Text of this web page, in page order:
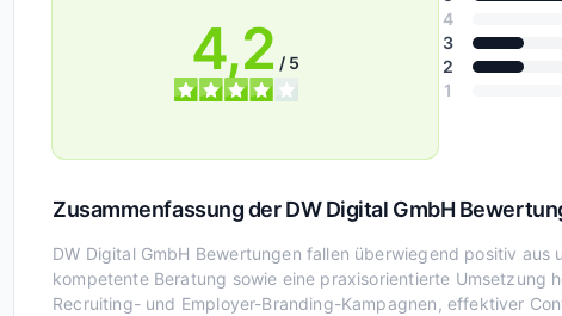
4,2 / 5
4
3
2
1
Zusammenfassung der DW Digital GmbH
DW Digital GmbH Bewertungen fallen überwiegend positiv
kompetente Beratung sowie eine praxisorientierte Umsetzung
Recruiting- und Employer-Branding-Kampagnen, effektiver